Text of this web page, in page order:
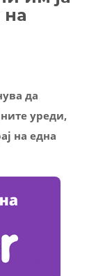
на
да
уреди,
на една